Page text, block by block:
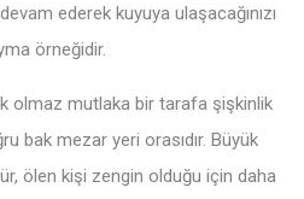
ederek kuyuya ulaşacağınızı
örneğidir.
olmaz mutlaka bir tarafa şişkinlik
bak mezar yeri orasıdır. Büyük
ölen kişi zengin olduğu için daha